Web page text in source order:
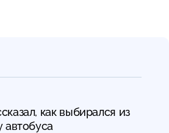
как выбирался из
автобуса